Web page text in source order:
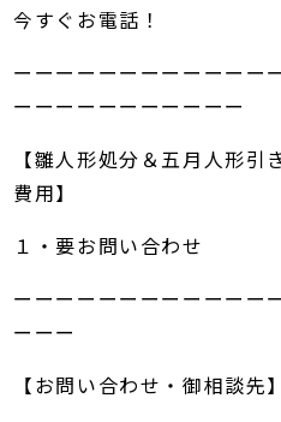
今すぐお電話！
ーーーーーーーーーーーー
ーーーーーーーーーーー
【雛人形処分＆五月人形引
費用】
１・要お問い合わせ
ーーーーーーーーーーーー
ーーー
【お問い合わせ・御相談先】